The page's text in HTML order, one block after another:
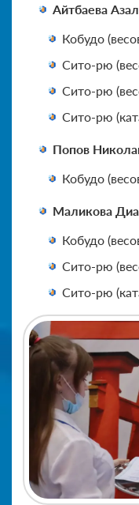
Айтбаева
Кобудо
Сито-рю
Сито-рю
Сито-рю
Попов
Кобудо
Маликова
Кобудо
Сито-рю
Сито-рю